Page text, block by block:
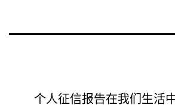
个人征信报告在我们生活